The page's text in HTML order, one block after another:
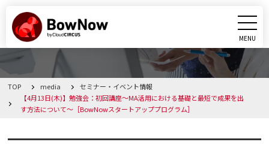
MENU
CLOSE
BowNowとは
TOP media
セミナー・イベント情報
【4月13日(木)】勉強会：初回講座～MA活用における基礎と最短で成果を出
す方法について～［BowNowスタートアッププログラム］
セミナー・イベント情報